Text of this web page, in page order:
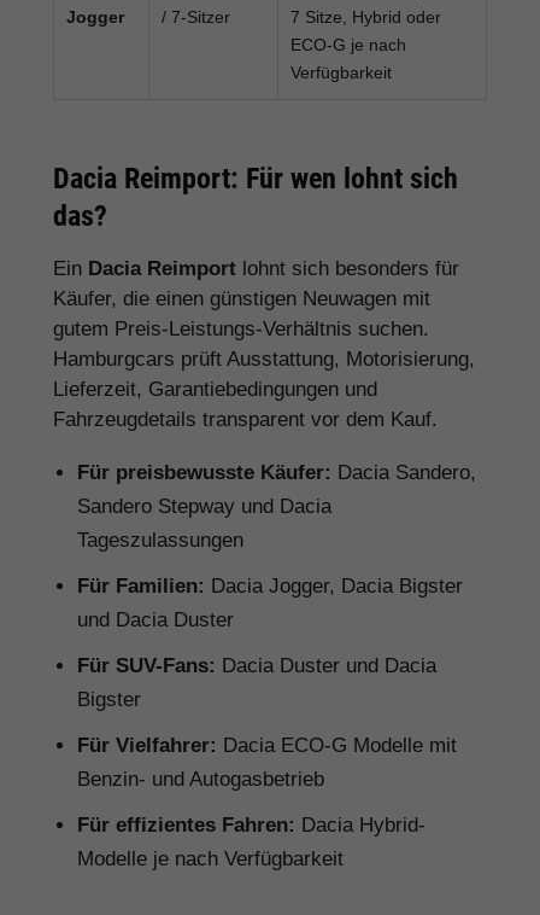
Jogger
/ 7-Sitzer
7 Sitze, Hybrid oder
ECO-G je nach
Verfügbarkeit
Dacia Reimport: Für wen lohnt sich
das?
Ein Dacia Reimport lohnt sich besonders für
Käufer, die einen günstigen Neuwagen mit
gutem Preis-Leistungs-Verhältnis suchen.
Hamburgcars prüft Ausstattung, Motorisierung,
Lieferzeit, Garantiebedingungen und
Fahrzeugdetails transparent vor dem Kauf.
Für preisbewusste Käufer: Dacia Sandero,
Sandero Stepway und Dacia
Tageszulassungen
Für Familien: Dacia Jogger, Dacia Bigster
und Dacia Duster
Für SUV-Fans: Dacia Duster und Dacia
Bigster
Für Vielfahrer: Dacia ECO-G Modelle mit
Benzin- und Autogasbetrieb
Für effizientes Fahren: Dacia Hybrid-
Modelle je nach Verfügbarkeit